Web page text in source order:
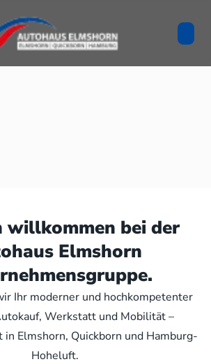
willkommen bei der
Elmshorn
Ihr moderner und hochkompetenter
Werkstatt und Mobilität –
in Elmshorn, Quickborn und Hamburg-
Hoheluft.